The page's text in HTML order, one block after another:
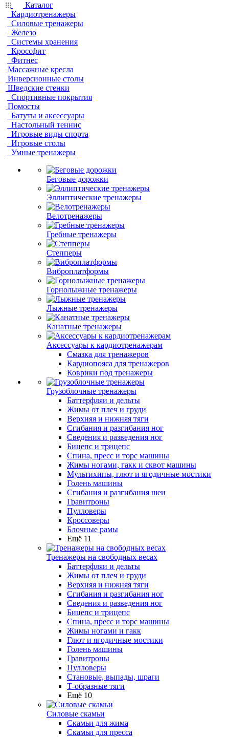
Каталог
Кардиотренажеры
Силовые тренажеры
Железо
Системы хранения
Кроссфит
Фитнес
Массажные кресла
Инверсионные столы
Шведские стенки
Спортивные покрытия
Помосты
Батуты и аксессуары
Настольный теннис
Игровые виды спорта
Игровые столы
Умные тренажеры
Беговые дорожки
Эллиптические тренажеры
Велотренажеры
Гребные тренажеры
Степперы
Виброплатформы
Горнолыжные тренажеры
Лыжные тренажеры
Канатные тренажеры
Аксессуары к кардиотренажерам
Смазка для тренажеров
Кардиопояса для тренажеров
Коврики под тренажеры
Грузоблочные тренажеры
Баттерфляи и дельты
Жимы от плеч и груди
Верхняя и нижняя тяги
Сгибания и разгибания ног
Сведения и разведения ног
Бицепс и трицепс
Спина, пресс и торс машины
Жимы ногами, гакк и сквот машины
Мультихипы, глют и ягодичные мостики
Голень машины
Сгибания и разгибания шеи
Гравитроны
Пулловеры
Кроссоверы
Блочные рамы
Ещё 11
Тренажеры на свободных весах
Баттерфляи и дельты
Жимы от плеч и груди
Верхняя и нижняя тяги
Сгибания и разгибания ног
Сведения и разведения ног
Бицепс и трицепс
Спина, пресс и торс машины
Жимы ногами и гакк
Глют и ягодичные мостики
Голень машины
Гравитроны
Пулловеры
Становые, выпады, шраги
Т-образные тяги
Ещё 10
Силовые скамьи
Скамьи для жима
Скамьи для пресса